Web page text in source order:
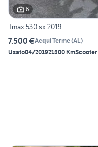
6
Tmax 530 sx 2019
7.500 €Acqui Terme(AL)
Usato04/201921500 KmScooter